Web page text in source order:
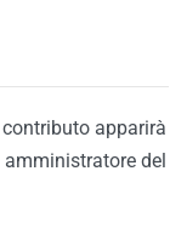
apparirà
del